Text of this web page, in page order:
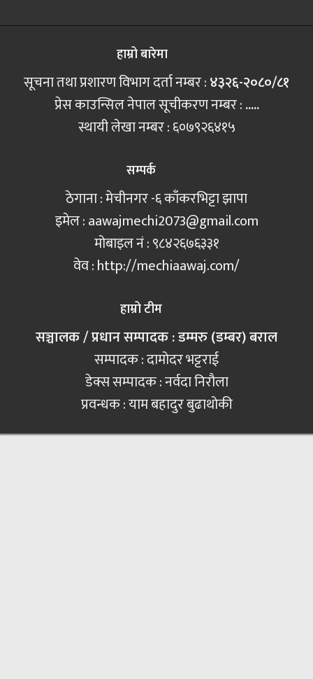
हाम्रो बारेमा
सूचना तथा प्रशारण विभाग दर्ता नम्बर :४३२६-२०८०/८१
प्रेस काउन्सिल नेपाल सूचीकरण नम्बर :.....
स्थायी लेखा नम्बर : ६०७९२६४१५
सम्पर्क
ठेगाना : मेचीनगर -६ काँकरभिट्टा झापा
इमेल :aawajmechi2073@gmail.com
मोबाइल नं‍ : ९८४२६७६३३१
वेव : http://mechiaawaj.com/
हाम्रो टीम
सञ्चालक / प्रधान सम्पादक : डम्मरु (डम्बर) बराल
सम्पादक : दामोदर भट्टराई
डेक्स सम्पादक : नर्वदा निरौला
प्रवन्धक : याम बहादुर बुढाथोकी